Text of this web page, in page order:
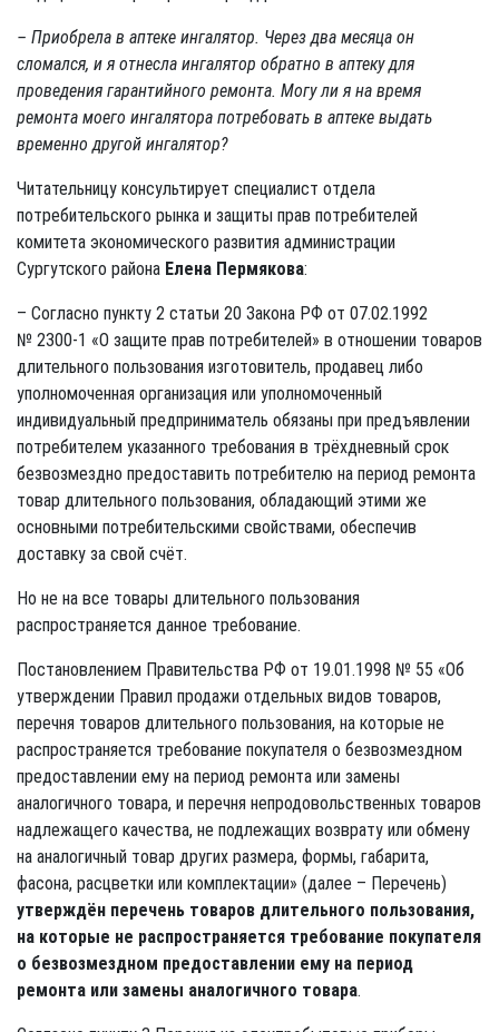
– Приобрела в аптеке ингалятор. Через два месяца он
сломался, и я отнесла ингалятор обратно в аптеку для
проведения гарантийного ремонта. Могу ли я на время
ремонта моего ингалятора потребовать в аптеке выдать
временно другой ингалятор?
Читательницу консультирует специалист отдела
потребительского рынка и защиты прав потребителей
комитета экономического развития администрации
Сургутского района Елена Пермякова:
– Согласно пункту 2 статьи 20 Закона РФ от 07.02.1992
№ 2300-1 «О защите прав потребителей» в отношении товаров
длительного пользования изготовитель, продавец либо
уполномоченная организация или уполномоченный
индивидуальный предприниматель обязаны при предъявлении
потребителем указанного требования в трёхдневный срок
безвозмездно предоставить потребителю на период ремонта
товар длительного пользования, обладающий этими же
основными потребительскими свойствами, обеспечив
доставку за свой счёт.
Но не на все товары длительного пользования
распространяется данное требование.
Постановлением Правительства РФ от 19.01.1998 № 55 «Об
утверждении Правил продажи отдельных видов товаров,
перечня товаров длительного пользования, на которые не
распространяется требование покупателя о безвозмездном
предоставлении ему на период ремонта или замены
аналогичного товара, и перечня непродовольственных товаров
надлежащего качества, не подлежащих возврату или обмену
на аналогичный товар других размера, формы, габарита,
фасона, расцветки или комплектации» (далее – Перечень)
утверждён перечень товаров длительного пользования,
на которые не распространяется требование покупателя
о безвозмездном предоставлении ему на период
ремонта или замены аналогичного товара.